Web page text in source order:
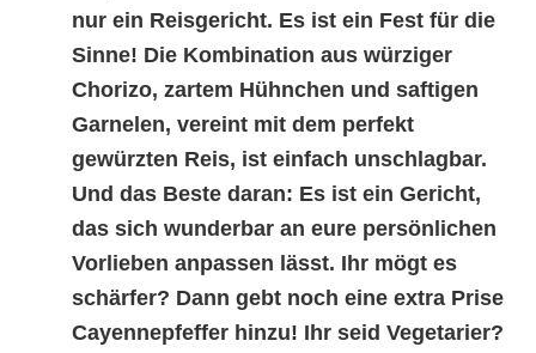
nur ein Reisgericht. Es ist ein Fest für die
Sinne! Die Kombination aus würziger
Chorizo, zartem Hühnchen und saftigen
Garnelen, vereint mit dem perfekt
gewürzten Reis, ist einfach unschlagbar.
Und das Beste daran: Es ist ein Gericht,
das sich wunderbar an eure persönlichen
Vorlieben anpassen lässt. Ihr mögt es
schärfer? Dann gebt noch eine extra Prise
Cayennepfeffer hinzu! Ihr seid Vegetarier?